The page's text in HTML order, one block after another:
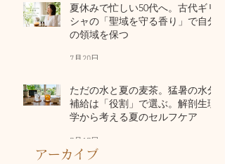
夏休みで忙しい50代へ。古代ギリ
シャの「聖域を守る香り」で自分
の領域を保つ
7月20日
ただの水と夏の麦茶。猛暑の水分
補給は「役割」で選ぶ。解剖生理
学から考える夏のセルフケア
7月17日
アーカイブ